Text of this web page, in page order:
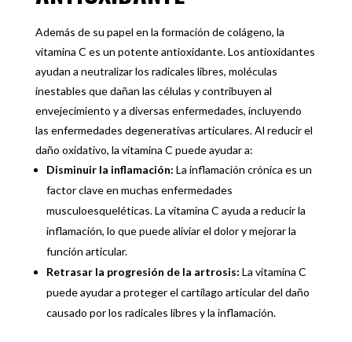
Además de su papel en la formación de colágeno, la
vitamina C es un potente antioxidante. Los antioxidantes
ayudan a neutralizar los radicales libres, moléculas
inestables que dañan las células y contribuyen al
envejecimiento y a diversas enfermedades, incluyendo
las enfermedades degenerativas articulares. Al reducir el
daño oxidativo, la vitamina C puede ayudar a:
Disminuir la inflamación: La inflamación crónica es un
factor clave en muchas enfermedades
musculoesqueléticas. La vitamina C ayuda a reducir la
inflamación, lo que puede aliviar el dolor y mejorar la
función articular.
Retrasar la progresión de la artrosis: La vitamina C
puede ayudar a proteger el cartílago articular del daño
causado por los radicales libres y la inflamación.